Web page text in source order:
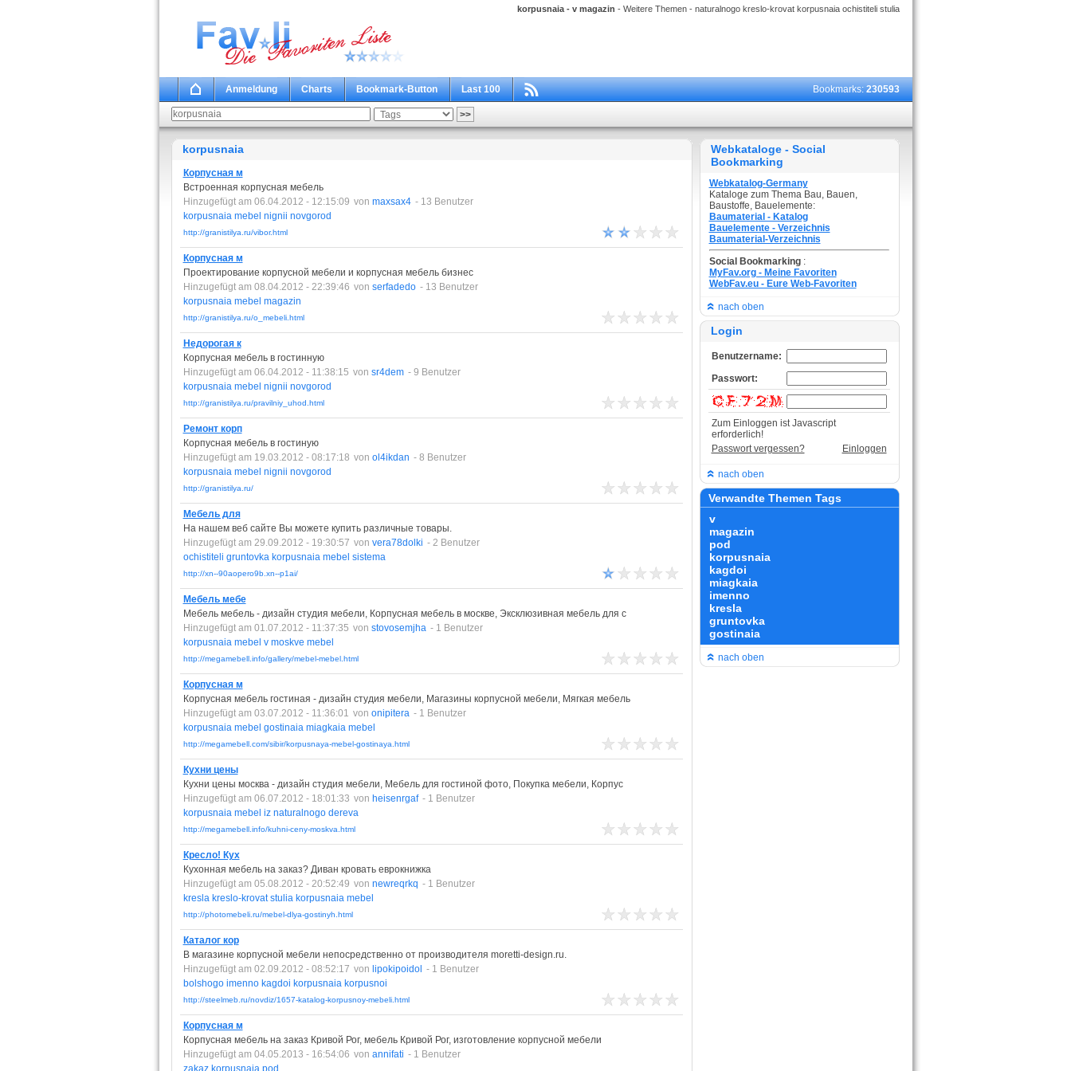
korpusnaia - v magazin - Weitere Themen - naturalnogo kreslo-krovat korpusnaia ochistiteli stulia
Anmeldung Charts Bookmark-Button Last 100 Bookmarks:230593
korpusnaia
Корпусная м
Встроенная корпусная мебель
Hinzugefügt am 06.04.2012 - 12:15:09 von maxsax4 - 13 Benutzer
korpusnaia mebel nignii novgorod
http://granistilya.ru/vibor.html
Корпусная м
Проектирование корпусной мебели и корпусная мебель бизнес
Hinzugefügt am 08.04.2012 - 22:39:46 von serfadedo - 13 Benutzer
korpusnaia mebel magazin
http://granistilya.ru/o_mebeli.html
Недорогая к
Корпусная мебель в гостинную
Hinzugefügt am 06.04.2012 - 11:38:15 von sr4dem - 9 Benutzer
korpusnaia mebel nignii novgorod
http://granistilya.ru/pravilniy_uhod.html
Ремонт корп
Корпусная мебель в гостиную
Hinzugefügt am 19.03.2012 - 08:17:18 von ol4ikdan - 8 Benutzer
korpusnaia mebel nignii novgorod
http://granistilya.ru/
Мебель для
На нашем веб сайте Вы можете купить различные товары.
Hinzugefügt am 29.09.2012 - 19:30:57 von vera78dolki - 2 Benutzer
ochistiteli gruntovka korpusnaia mebel sistema
http://xn--90aopero9b.xn--p1ai/
Мебель мебе
Мебель мебель - дизайн студия мебели, Корпусная мебель в москве, Эксклюзивная мебель для с
Hinzugefügt am 01.07.2012 - 11:37:35 von stovosemjha - 1 Benutzer
korpusnaia mebel v moskve mebel
http://megamebell.info/gallery/mebel-mebel.html
Корпусная м
Корпусная мебель гостиная - дизайн студия мебели, Магазины корпусной мебели, Мягкая мебель
Hinzugefügt am 03.07.2012 - 11:36:01 von onipitera - 1 Benutzer
korpusnaia mebel gostinaia miagkaia mebel
http://megamebell.com/sibir/korpusnaya-mebel-gostinaya.html
Кухни цены
Кухни цены москва - дизайн студия мебели, Мебель для гостиной фото, Покупка мебели, Корпус
Hinzugefügt am 06.07.2012 - 18:01:33 von heisenrgaf - 1 Benutzer
korpusnaia mebel iz naturalnogo dereva
http://megamebell.info/kuhni-ceny-moskva.html
Кресло! Кух
Кухонная мебель на заказ? Диван кровать еврокнижка
Hinzugefügt am 05.08.2012 - 20:52:49 von newreqrkq - 1 Benutzer
kresla kreslo-krovat stulia korpusnaia mebel
http://photomebeli.ru/mebel-dlya-gostinyh.html
Каталог кор
В магазине корпусной мебели непосредственно от производителя moretti-design.ru.
Hinzugefügt am 02.09.2012 - 08:52:17 von lipokipoidol - 1 Benutzer
bolshogo imenno kagdoi korpusnaia korpusnoi
http://steelmeb.ru/novdiz/1657-katalog-korpusnoy-mebeli.html
Корпусная м
Корпусная мебель на заказ Кривой Рог, мебель Кривой Рог, изготовление корпусной мебели
Hinzugefügt am 04.05.2013 - 16:54:06 von annifati - 1 Benutzer
zakaz korpusnaia pod
Webkataloge - Social
Bookmarking
Webkatalog-Germany
Kataloge zum Thema Bau, Bauen,
Baustoffe, Bauelemente:
Baumaterial - Katalog
Bauelemente - Verzeichnis
Baumaterial-Verzeichnis
Social Bookmarking :
MyFav.org - Meine Favoriten
WebFav.eu - Eure Web-Favoriten
nach oben
Login
Benutzername:
Passwort:
Zum Einloggen ist Javascript
erforderlich!
Passwort vergessen?
Einloggen
nach oben
Verwandte Themen Tags
v
magazin
pod
korpusnaia
kagdoi
miagkaia
imenno
kresla
gruntovka
gostinaia
nach oben